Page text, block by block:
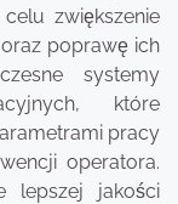
zwiększenie
poprawę ich
systemy
które
pracy
operatora.
lepszej jakości